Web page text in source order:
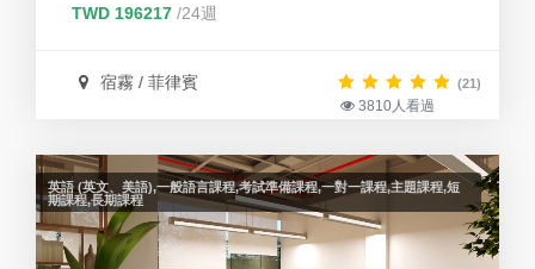
TWD 196217 /24週
宿霧 / 菲律賓 (21)
3810人看過
英語 (英文、美語),一般語言課程,考試準備課程,一對一課程,主題課程,短
期課程,長期課程